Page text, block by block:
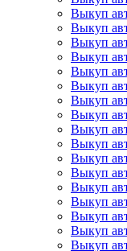
Выкуп
Выкуп
Выкуп
Выкуп
Выкуп
Выкуп
Выкуп
Выкуп
Выкуп
Выкуп
Выкуп
Выкуп
Выкуп
Выкуп
Выкуп
Выкуп
Выкуп